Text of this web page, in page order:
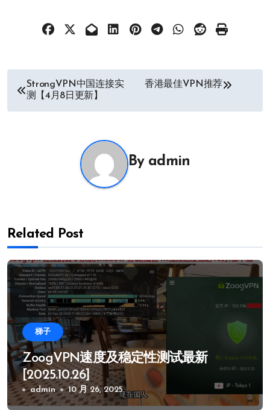
文
章
StrongVPN中国连接实
测【4月8日更新】
香港最佳VPN推荐
By admin
Related Post
梯子
ZoogVPN速度及稳定性测试最新
[2025.10.26]
admin 10 月 26, 2025